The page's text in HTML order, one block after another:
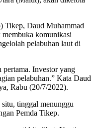
Tikep, Daud Muhammad
komunikasi
pelabuhan laut di
pertama. Investor yang
pelabuhan.” Kata Daud
Rabu (20/7/2022).
tinggal menunggu
Pemda Tikep.